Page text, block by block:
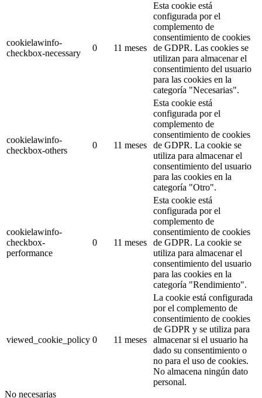
cookielawinfo-
checkbox-necessary
0 11 meses
Esta cookie está
configurada por el
complemento de
consentimiento de cookies
de GDPR. Las cookies se
utilizan para almacenar el
consentimiento del usuario
para las cookies en la
categoría "Necesarias".
cookielawinfo-
checkbox-others
0 11 meses
Esta cookie está
configurada por el
complemento de
consentimiento de cookies
de GDPR. La cookie se
utiliza para almacenar el
consentimiento del usuario
para las cookies en la
categoría "Otro".
cookielawinfo-
checkbox-
performance
0 11 meses
Esta cookie está
configurada por el
complemento de
consentimiento de cookies
de GDPR. La cookie se
utiliza para almacenar el
consentimiento del usuario
para las cookies en la
categoría "Rendimiento".
viewed_cookie_policy 0 11 meses
La cookie está configurada
por el complemento de
consentimiento de cookies
de GDPR y se utiliza para
almacenar si el usuario ha
dado su consentimiento o
no para el uso de cookies.
No almacena ningún dato
personal.
No necesarias